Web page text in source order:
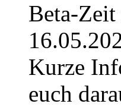
Beta-
Kurze
euch